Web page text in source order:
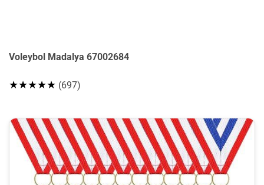
Voleybol Madalya 67002684
★★★★★ (697)